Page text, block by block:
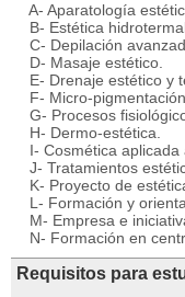
A- Aparatología
B- Estética
C- Depilación
D- Masaje estético.
E- Drenaje estético y
F- Micro-pigmentación.
G- Procesos
H- Dermo-estética.
I- Cosmética aplicada
J- Tratamientos
K- Proyecto de
L- Formación y
M- Empresa e
N- Formación en
Requisitos para